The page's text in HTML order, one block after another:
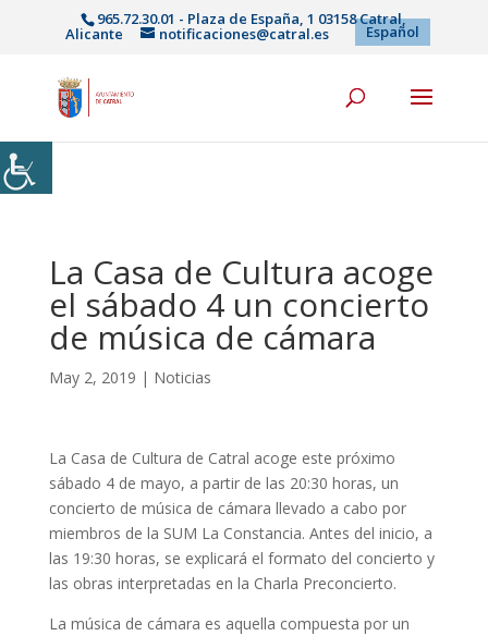
965.72.30.01 - Plaza de España, 1 03158 Catral,
Alicante notificaciones@catral.es Español
La Casa de Cultura acoge
el sábado 4 un concierto
de música de cámara
May 2, 2019 | Noticias
La Casa de Cultura de Catral acoge este próximo
sábado 4 de mayo, a partir de las 20:30 horas, un
concierto de música de cámara llevado a cabo por
miembros de la SUM La Constancia. Antes del inicio, a
las 19:30 horas, se explicará el formato del concierto y
las obras interpretadas en la Charla Preconcierto.
La música de cámara es aquella compuesta por un